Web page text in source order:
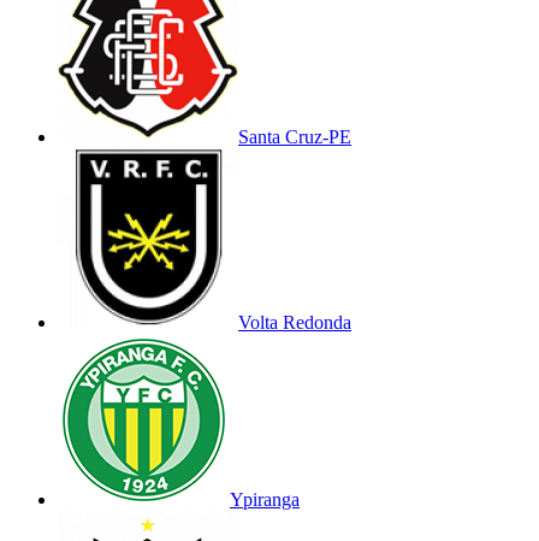
Santa Cruz-PE
Volta Redonda
Ypiranga